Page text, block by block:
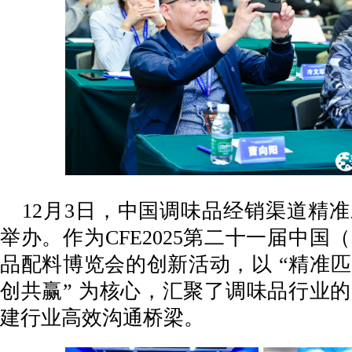
12月3日，中国调味品经销渠道精
举办。作为CFE2025第二十一届中国
品配料博览会的创新活动，以 “精准
创共赢” 为核心，汇聚了调味品行业
建行业高效沟通桥梁。